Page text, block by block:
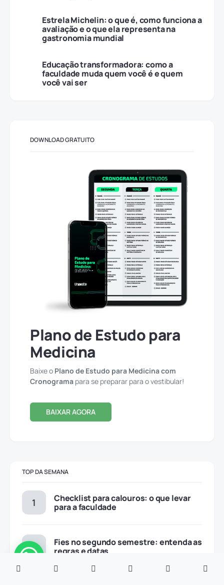
Estrela Michelin: o que é, como funciona a
avaliação e o que ela representa na
gastronomia mundial
Educação transformadora: como a
faculdade muda quem você é e quem
você vai ser
DOWNLOAD GRATUITO
Plano de Estudo para
Medicina
Baixe o Plano de Estudo para Medicina com
Cronograma para se preparar para o vestibular!
BAIXAR AGORA
TOP DA SEMANA
Checklist para calouros: o que levar
para a faculdade
Fies no segundo semestre: entenda as
regras e datas